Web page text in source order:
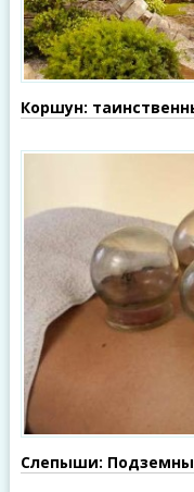
Коршун:
Слепыши: